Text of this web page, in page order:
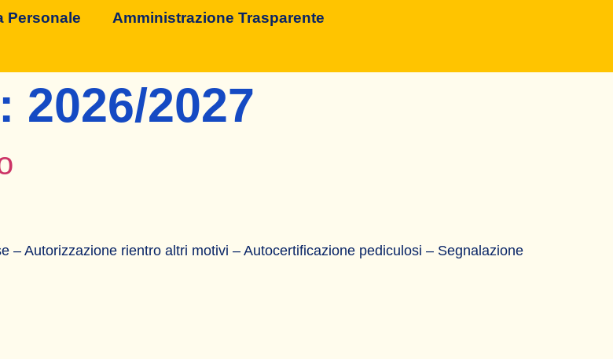
Personale Amministrazione Trasparente
2026/2027
– Autorizzazione rientro altri motivi – Autocertificazione pediculosi – Segnalazione